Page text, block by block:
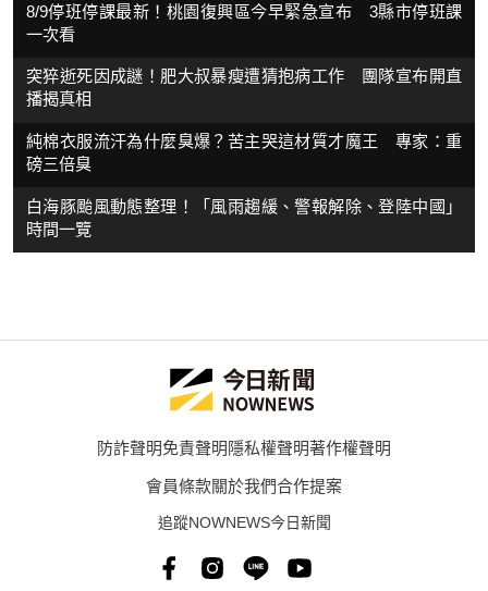
8/9停班停課最新！桃園復興區今早緊急宣布 3縣市停班課
一次看
突猝逝死因成謎！肥大叔暴瘦遭猜抱病工作 團隊宣布開直
播揭真相
純棉衣服流汗為什麼臭爆？苦主哭這材質才魔王 專家：重
磅三倍臭
白海豚颱風動態整理！「風雨趨緩、警報解除、登陸中國」
時間一覽
防詐聲明免責聲明隱私權聲明著作權聲明
會員條款關於我們合作提案
追蹤NOWNEWS今日新聞